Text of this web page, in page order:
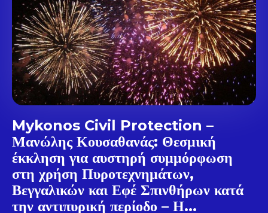
Sing up for our newsletter
to stay in the loop.
SUBSCRIBE
Mykonos Civil Protection –
Μανώλης Κουσαθανάς: Θεσμική
έκκληση για αυστηρή συμμόρφωση
στη χρήση Πυροτεχνημάτων,
Βεγγαλικών και Εφέ Σπινθήρων κατά
την αντιπυρική περίοδο – Η...